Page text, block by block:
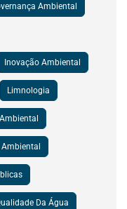
Ambiental
Inovação Ambiental
Limnologia
Ambiental
Da Água